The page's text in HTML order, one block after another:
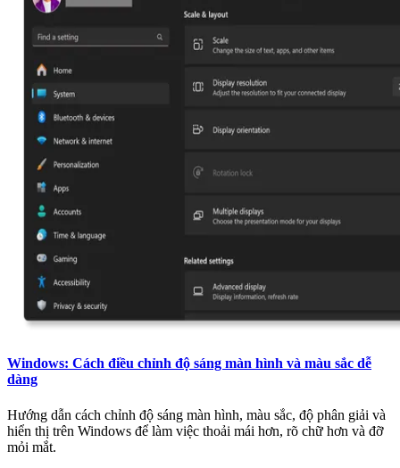
Windows: Cách điều chỉnh độ sáng màn hình và màu sắc dễ
dàng
Hướng dẫn cách chỉnh độ sáng màn hình, màu sắc, độ phân giải và
hiển thị trên Windows để làm việc thoải mái hơn, rõ chữ hơn và đỡ
mỏi mắt.